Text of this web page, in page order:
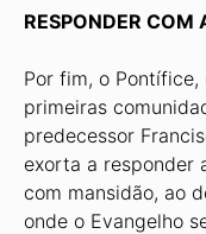
RESPONDER COM
Por fim, o
primeiras
predecessor
exorta a responder
com mansidão, ao
onde o Evangelho